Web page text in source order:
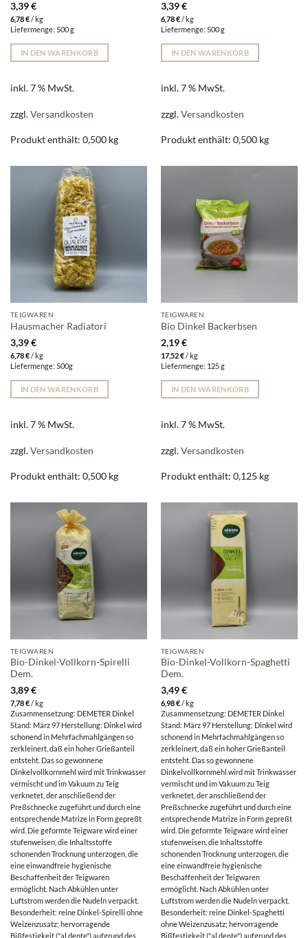
3,39€
6,78€/kg
Liefermenge: 500 g
IN DEN WARENKORB
inkl. 7 % MwSt.
zzgl.Versandkosten
Produkt enthält: 0,500 kg
3,39€
6,78€/kg
Liefermenge: 500 g
IN DEN WARENKORB
inkl. 7 % MwSt.
zzgl.Versandkosten
Produkt enthält: 0,500 kg
TEIGWAREN
Hausmacher Radiatori
3,39€
6,78€/kg
Liefermenge: 500g
IN DEN WARENKORB
inkl. 7 % MwSt.
zzgl.Versandkosten
Produkt enthält: 0,500 kg
TEIGWAREN
Bio Dinkel Backerbsen
2,19€
17,52€/kg
Liefermenge: 125 g
IN DEN WARENKORB
inkl. 7 % MwSt.
zzgl.Versandkosten
Produkt enthält: 0,125 kg
TEIGWAREN
Bio-Dinkel-Vollkorn-Spirelli
Dem.
3,89€
7,78€/kg
Zusammensetzung: DEMETER Dinkel
Stand: März 97 Herstellung: Dinkel wird
schonend in Mehrfachmahlgängen so
zerkleinert, daß ein hoher Grießanteil
entsteht. Das so gewonnene
Dinkelvollkornmehl wird mit Trinkwasser
vermischt und im Vakuum zu Teig
verknetet, der anschließend der
Preßschnecke zugeführt und durch eine
entsprechende Matrize in Form gepreßt
wird. Die geformte Teigware wird einer
stufenweisen, die Inhaltsstoffe
schonenden Trocknung unterzogen, die
eine einwandfreie hygienische
Beschaffenheit der Teigwaren
ermöglicht. Nach Abkühlen unter
Luftstrom werden die Nudeln verpackt.
Besonderheit: reine Dinkel-Spirelli ohne
Weizenzusatz; hervorragende
Bißfestigkeit ("al dente") aufgrund des
TEIGWAREN
Bio-Dinkel-Vollkorn-Spaghetti
Dem.
3,49€
6,98€/kg
Zusammensetzung: DEMETER Dinkel
Stand: März 97 Herstellung: Dinkel wird
schonend in Mehrfachmahlgängen so
zerkleinert, daß ein hoher Grießanteil
entsteht. Das so gewonnene
Dinkelvollkornmehl wird mit Trinkwasser
vermischt und im Vakuum zu Teig
verknetet, der anschließend der
Preßschnecke zugeführt und durch eine
entsprechende Matrize in Form gepreßt
wird. Die geformte Teigware wird einer
stufenweisen, die Inhaltsstoffe
schonenden Trocknung unterzogen, die
eine einwandfreie hygienische
Beschaffenheit der Teigwaren
ermöglicht. Nach Abkühlen unter
Luftstrom werden die Nudeln verpackt.
Besonderheit: reine Dinkel-Spaghetti
ohne Weizenzusatz; hervorragende
Bißfestigkeit ("al dente") aufgrund des